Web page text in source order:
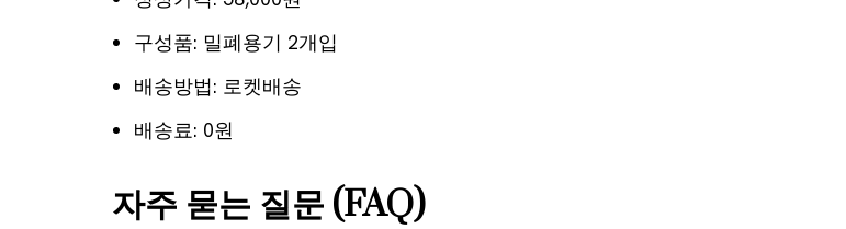
구성품: 밀폐용기 2개입
배송방법: 로켓배송
배송료: 0원
자주 묻는 질문 (FAQ)